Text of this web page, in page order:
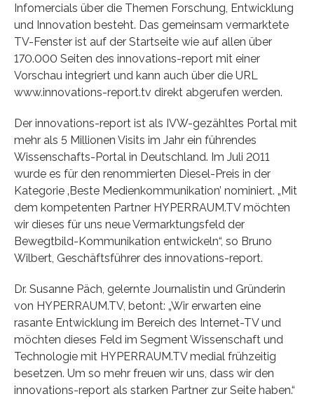
Infomercials über die Themen Forschung, Entwicklung
und Innovation besteht. Das gemeinsam vermarktete
TV-Fenster ist auf der Startseite wie auf allen über
170.000 Seiten des innovations-report mit einer
Vorschau integriert und kann auch über die URL
www.innovations-report.tv direkt abgerufen werden.
Der innovations-report ist als IVW-gezähltes Portal mit
mehr als 5 Millionen Visits im Jahr ein führendes
Wissenschafts-Portal in Deutschland. Im Juli 2011
wurde es für den renommierten Diesel-Preis in der
Kategorie ‚Beste Medienkommunikation’ nominiert. „Mit
dem kompetenten Partner HYPERRAUM.TV möchten
wir dieses für uns neue Vermarktungsfeld der
Bewegtbild-Kommunikation entwickeln“, so Bruno
Wilbert, Geschäftsführer des innovations-report.
Dr. Susanne Päch, gelernte Journalistin und Gründerin
von HYPERRAUM.TV, betont: „Wir erwarten eine
rasante Entwicklung im Bereich des Internet-TV und
möchten dieses Feld im Segment Wissenschaft und
Technologie mit HYPERRAUM.TV medial frühzeitig
besetzen. Um so mehr freuen wir uns, dass wir den
innovations-report als starken Partner zur Seite haben.“